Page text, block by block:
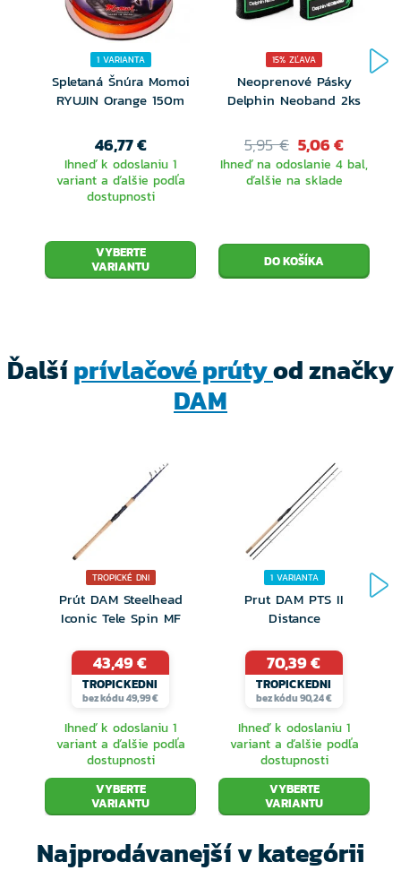
citlivosť a rýchlejšie akciu. Jedna z najväčších zmien
sú K-očká, ktoré sú oveľa ľahšie a nachádza sa na
každom modeli. Farebné spracovanie bolo
ponechané, avšak rozšírené o dve farby, tmavo a
svetlo šedá pri modeloch Light Jig a Ultra Light Jig.
Spoločne rad Yagi ponúka oveľa lepší a kvalitnejší
ostatné vlastnosti prútu.
1 VARIANTA
Spletaná Šnúra Momoi
RYUJIN Orange 150m
46,77 €
Ihneď k odoslaniu 1
variant a ďalšie podľa
dostupnosti
VYBERTE
VARIANTU
15% ZĽAVA
Neoprenové Pásky
Delphin Neoband 2ks
5,95 € 5,06 €
Ihneď na odoslanie 4 bal,
ďalšie na sklade
Ďalšíprívlačové prútyod značky
DAM
TROPICKÉ DNI
Prút DAM Steelhead
Iconic Tele Spin MF
43,49 €
TROPICKEDNI
bez kódu 49,99 €
Ihneď k odoslaniu 1
variant a ďalšie podľa
dostupnosti
VYBERTE
VARIANTU
1 VARIANTA
Prut DAM PTS II
Distance
70,39 €
TROPICKEDNI
bez kódu 90,24 €
Ihneď k odoslaniu 1
variant a ďalšie podľa
dostupnosti
VYBERTE
VARIANTU
Najprodávanejší v kategórii